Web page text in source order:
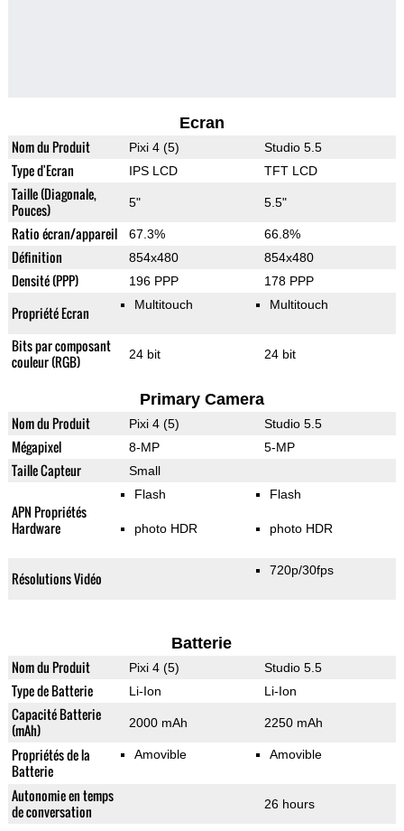
Ecran
Nom du Produit Pixi 4 (5) Studio 5.5
Type d'Ecran IPS LCD TFT LCD
Taille (Diagonale,
Pouces)
5" 5.5"
Ratio écran/appareil 67.3% 66.8%
Définition 854x480 854x480
Densité (PPP) 196 PPP 178 PPP
Propriété Ecran Multitouch Multitouch
Bits par composant
couleur (RGB)
24 bit 24 bit
Primary Camera
Nom du Produit Pixi 4 (5) Studio 5.5
Mégapixel 8-MP 5-MP
Taille Capteur Small
APN Propriétés
Hardware
Flash
photo HDR
Flash
photo HDR
Résolutions Vidéo 720p/30fps
Batterie
Nom du Produit Pixi 4 (5) Studio 5.5
Type de Batterie Li-Ion Li-Ion
Capacité Batterie
(mAh)
2000 mAh 2250 mAh
Propriétés de la
Batterie
Amovible Amovible
Autonomie en temps
de conversation
26 hours